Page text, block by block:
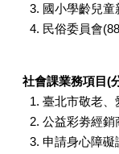
國小學齡兒童
民俗委員會
社會課業務項目(
臺北市敬老、
公益彩劵經銷
申請身心障礙